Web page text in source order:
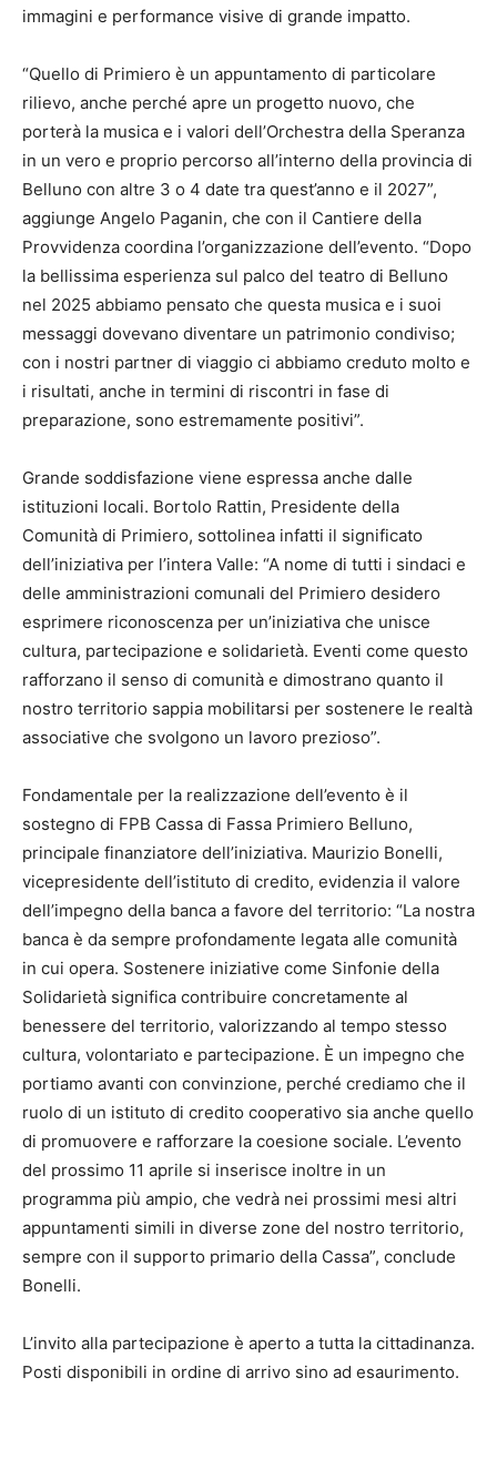
immagini e performance visive di grande impatto.
“Quello di Primiero è un appuntamento di particolare
rilievo, anche perché apre un progetto nuovo, che
porterà la musica e i valori dell’Orchestra della Speranza
in un vero e proprio percorso all’interno della provincia di
Belluno con altre 3 o 4 date tra quest’anno e il 2027”,
aggiunge Angelo Paganin, che con il Cantiere della
Provvidenza coordina l’organizzazione dell’evento. “Dopo
la bellissima esperienza sul palco del teatro di Belluno
nel 2025 abbiamo pensato che questa musica e i suoi
messaggi dovevano diventare un patrimonio condiviso;
con i nostri partner di viaggio ci abbiamo creduto molto e
i risultati, anche in termini di riscontri in fase di
preparazione, sono estremamente positivi”.
Grande soddisfazione viene espressa anche dalle
istituzioni locali. Bortolo Rattin, Presidente della
Comunità di Primiero, sottolinea infatti il significato
dell’iniziativa per l’intera Valle: “A nome di tutti i sindaci e
delle amministrazioni comunali del Primiero desidero
esprimere riconoscenza per un’iniziativa che unisce
cultura, partecipazione e solidarietà. Eventi come questo
rafforzano il senso di comunità e dimostrano quanto il
nostro territorio sappia mobilitarsi per sostenere le realtà
associative che svolgono un lavoro prezioso”.
Fondamentale per la realizzazione dell’evento è il
sostegno di FPB Cassa di Fassa Primiero Belluno,
principale finanziatore dell’iniziativa. Maurizio Bonelli,
vicepresidente dell’istituto di credito, evidenzia il valore
dell’impegno della banca a favore del territorio: “La nostra
banca è da sempre profondamente legata alle comunità
in cui opera. Sostenere iniziative come Sinfonie della
Solidarietà significa contribuire concretamente al
benessere del territorio, valorizzando al tempo stesso
cultura, volontariato e partecipazione. È un impegno che
portiamo avanti con convinzione, perché crediamo che il
ruolo di un istituto di credito cooperativo sia anche quello
di promuovere e rafforzare la coesione sociale. L’evento
del prossimo 11 aprile si inserisce inoltre in un
programma più ampio, che vedrà nei prossimi mesi altri
appuntamenti simili in diverse zone del nostro territorio,
sempre con il supporto primario della Cassa”, conclude
Bonelli.
L’invito alla partecipazione è aperto a tutta la cittadinanza.
Posti disponibili in ordine di arrivo sino ad esaurimento.